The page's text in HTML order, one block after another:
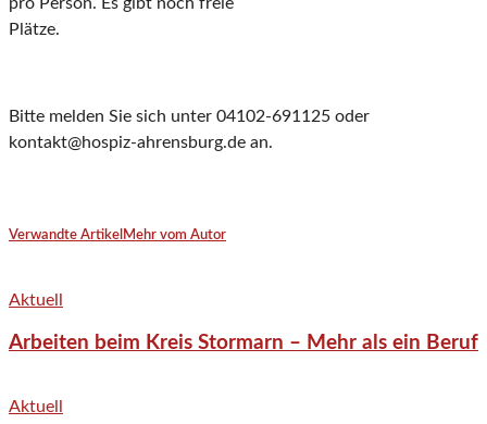
Plätze.
Bitte melden Sie sich unter 04102-691125 oder
kontakt@hospiz-ahrensburg.de an.
Verwandte Artikel Mehr vom Autor
Aktuell
Arbeiten beim Kreis Stormarn – Mehr als ein Beruf
Aktuell